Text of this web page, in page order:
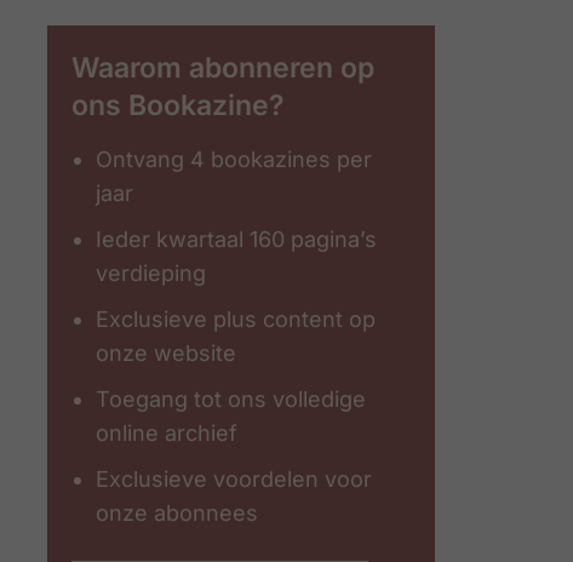
Waarom abonneren op
ons Bookazine?
Ontvang 4 bookazines per
jaar
Ieder kwartaal 160 pagina’s
verdieping
Exclusieve plus content op
onze website
Toegang tot ons volledige
online archief
Exclusieve voordelen voor
onze abonnees